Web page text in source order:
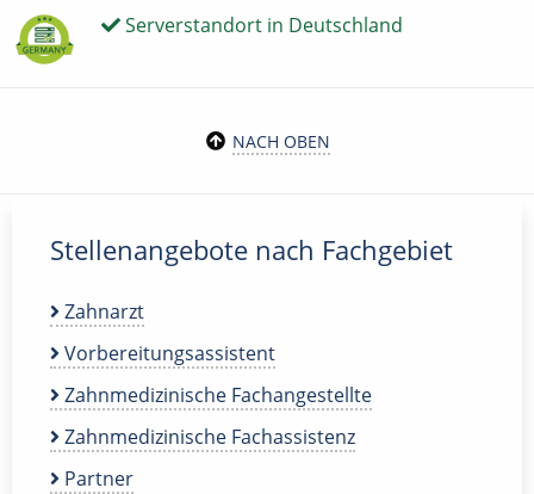
Serverstandort in Deutschland
NACH OBEN
Stellenangebote nach Fachgebiet
Zahnarzt
Vorbereitungsassistent
Zahnmedizinische Fachangestellte
Zahnmedizinische Fachassistenz
Partner